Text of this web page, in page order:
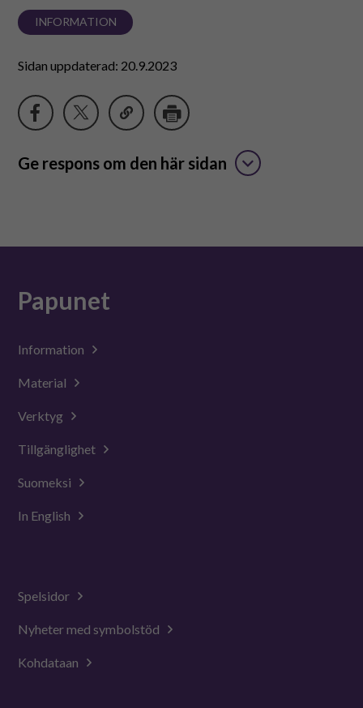
INFORMATION
Sidan uppdaterad: 20.9.2023
Ge respons om den här sidan
Papunet
Information
Material
Verktyg
Tillgänglighet
Suomeksi
In English
Spelsidor
Nyheter med symbolstöd
Kohdataan